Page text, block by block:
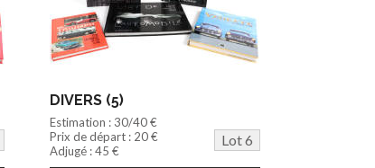
DIVERS (5)
Estimation : 30/40 €
Prix de départ : 20 €
Lot 6
Adjugé : 45 €